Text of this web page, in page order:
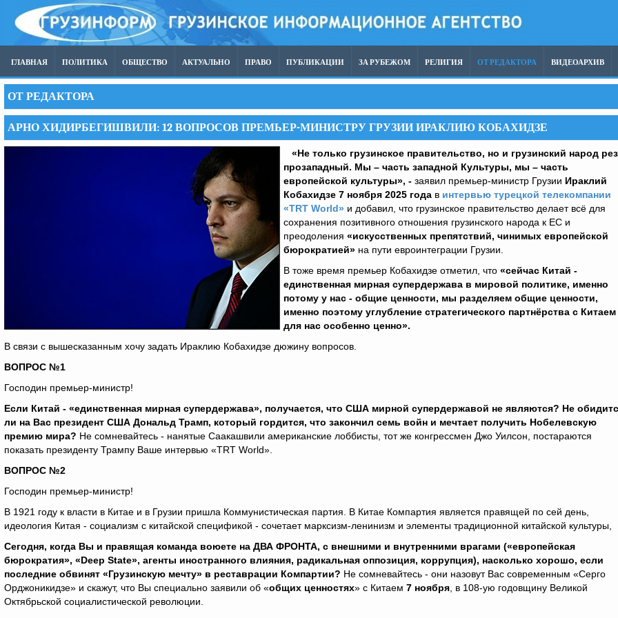
ГЛАВНАЯ ПОЛИТИКА ОБЩЕСТВО АКТУАЛЬНО ПРАВО ПУБЛИКАЦИИ ЗА РУБЕЖОМ РЕЛИГИЯ ОТ РЕДАКТОРА ВИДЕОАРХИВ
ОТ РЕДАКТОРА
АРНО ХИДИРБЕГИШВИЛИ: 12 ВОПРОСОВ ПРЕМЬЕР-МИНИСТРУ ГРУЗИИ ИРАКЛИЮ КОБАХИДЗЕ
«Не только грузинское правительство, но и грузинский народ
прозападный. Мы – часть западной Культуры, мы – часть
европейской культуры», - заявил премьер-министр Грузии Ираклий
Кобахидзе 7 ноября 2025 года в интервью турецкой телекомпании
«TRT World» и добавил, что грузинское правительство делает всё для
сохранения позитивного отношения грузинского народа к ЕС и
преодоления «искусственных препятствий, чинимых европейской
бюрократией» на пути евроинтеграции Грузии.
В тоже время премьер Кобахидзе отметил, что «сейчас Китай -
единственная мирная супердержава в мировой политике, именно
потому у нас - общие ценности, мы разделяем общие ценности,
именно поэтому углубление стратегического партнёрства с Китаем
для нас особенно ценно».
В связи с вышесказанным хочу задать Ираклию Кобахидзе дюжину вопросов.
ВОПРОС №1
Господин премьер-министр!
Если Китай - «единственная мирная супердержава», получается, что США мирной супердержавой не являются? Не
ли на Вас президент США Дональд Трамп, который гордится, что закончил семь войн и мечтает получить Нобелевскую
премию мира? Не сомневайтесь - нанятые Саакашвили американские лоббисты, тот же конгрессмен Джо Уилсон, постараются
показать президенту Трампу Ваше интервью «TRT World».
ВОПРОС №2
Господин премьер-министр!
В 1921 году к власти в Китае и в Грузии пришла Коммунистическая партия. В Китае Компартия является правящей по сей день,
идеология Китая - социализм с китайской спецификой - сочетает марксизм-ленинизм и элементы традиционной китайской культуры,
Сегодня, когда Вы и правящая команда воюете на ДВА ФРОНТА, с внешними и внутренними врагами («европейская
бюрократия», «Deep State», агенты иностранного влияния, радикальная оппозиция, коррупция), насколько хорошо, если
последние обвинят «Грузинскую мечту» в реставрации Компартии? Не сомневайтесь - они назовут Вас современным «Серго
Орджоникидзе» и скажут, что Вы специально заявили об «общих ценностях» с Китаем 7 ноября , в 108-ую годовщину Великой
Октябрьской социалистической революции.